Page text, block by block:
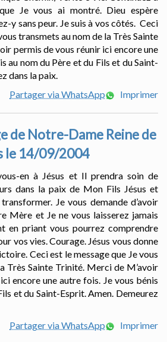
Je vous ai montré. Dieu espère
y sans peur. Je suis à vos côtés. Ceci
transmets au nom de la Très Sainte
permis de vous réunir ici encore une
au nom du Père et du Fils et du Saint-
dans la paix.
Partager via WhatsApp
Imprimer
de Notre-Dame Reine de
le 14/09/2004
en à Jésus et Il prendra soin de
dans la paix de Mon Fils Jésus et
Je vous demande d’avoir
Mère et Je ne vous laisserez jamais
en priant vous pourrez comprendre
vos vies. Courage. Jésus vous donne
Ceci est le message que Je vous
Très Sainte Trinité. Merci de M’avoir
encore une autre fois. Je vous bénis
et du Saint-Esprit. Amen. Demeurez
Partager via WhatsApp
Imprimer